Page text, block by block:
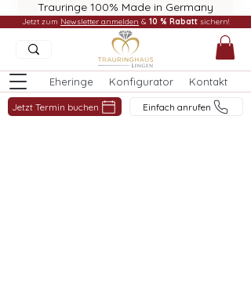
Trauringe 100% Made in Germany
Eheringe Konfigurator Kontakt
Jetzt Termin buchen Einfach anrufen
Jetzt zum Newsletter anmelden & 10 % Rabatt sichern!